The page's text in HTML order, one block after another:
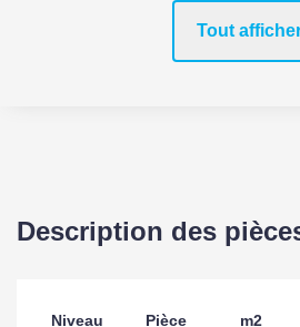
Non
Tout
Description des
Niveau Pièce m2